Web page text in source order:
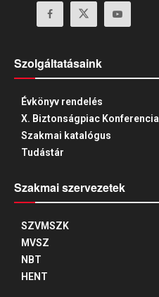
Szolgáltatásaink
Évkönyv rendelés
X. Biztonságpiac Konferencia
Szakmai katalógus
Tudástár
Szakmai szervezetek
SZVMSZK
MVSZ
NBT
HENT